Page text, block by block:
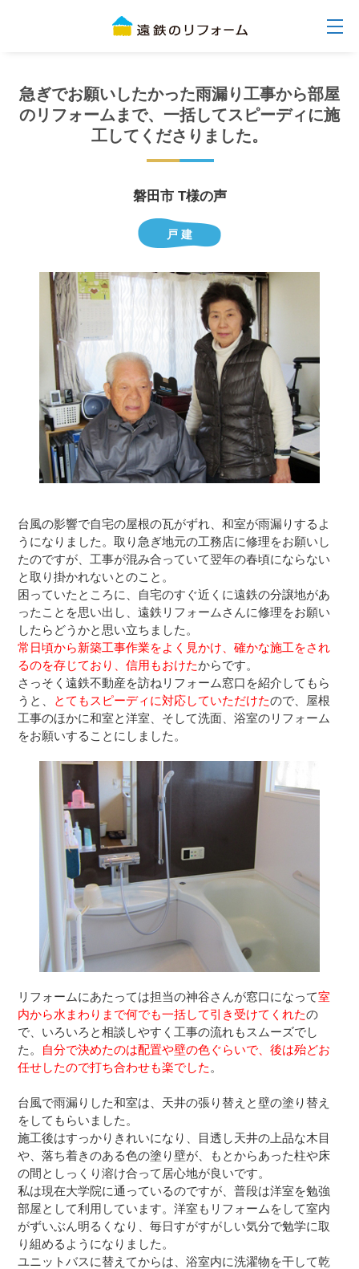
急ぎでお願いしたかった雨漏り工事から部屋
のリフォームまで、一括してスピーディに施
工してくださりました。
磐田市 T様の声
戸 建
台風の影響で自宅の屋根の瓦がずれ、和室が雨漏りするよ
うになりました。取り急ぎ地元の工務店に修理をお願いし
たのですが、工事が混み合っていて翌年の春頃にならない
と取り掛かれないとのこと。
困っていたところに、自宅のすぐ近くに遠鉄の分譲地があ
ったことを思い出し、遠鉄リフォームさんに修理をお願い
したらどうかと思い立ちました。
常日頃から新築工事作業をよく見かけ、確かな施工をされ
るのを存じており、信用もおけたからです。
さっそく遠鉄不動産を訪ねリフォーム窓口を紹介してもら
うと、 とてもスピーディに対応していただけたので、屋根
工事のほかに和室と洋室、そして洗面、浴室のリフォーム
をお願いすることにしました。
リフォームにあたっては担当の神谷さんが窓口になって室
内から水まわりまで何でも一括して引き受けてくれたの
で、いろいろと相談しやすく工事の流れもスムーズでし
た。 自分で決めたのは配置や壁の色ぐらいで、後は殆どお
任せしたので打ち合わせも楽でした 。
台風で雨漏りした和室は、天井の張り替えと壁の塗り替え
をしてもらいました。
施工後はすっかりきれいになり、目透し天井の上品な木目
や、落ち着きのある色の塗り壁が、もとからあった柱や床
の間としっくり溶け合って居心地が良いです。
私は現在大学院に通っているのですが、普段は洋室を勉強
部屋として利用しています。洋室もリフォームをして室内
がずいぶん明るくなり、毎日すがすがしい気分で勉学に取
り組めるようになりました。
ユニットバスに替えてからは、浴室内に洗濯物を干して乾